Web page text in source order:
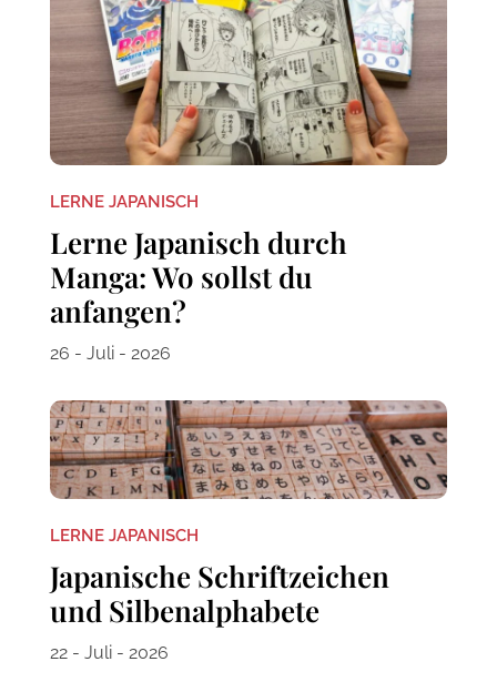
LERNE JAPANISCH
Lerne Japanisch durch
Manga: Wo sollst du
anfangen?
26 - Juli - 2026
LERNE JAPANISCH
Japanische Schriftzeichen
und Silbenalphabete
22 - Juli - 2026